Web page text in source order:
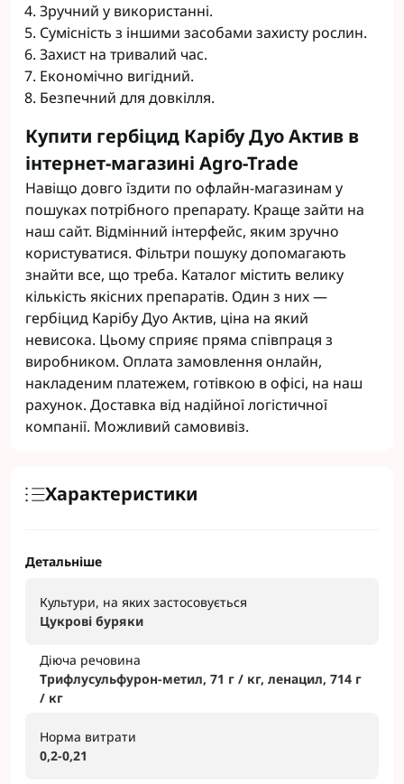
Зручний у використанні.
Сумісність з іншими засобами захисту рослин.
Захист на тривалий час.
Економічно вигідний.
Безпечний для довкілля.
Купити гербіцид Карібу Дуо Актив в
інтернет-магазині Agro-Trade
Навіщо довго їздити по офлайн-магазинам у
пошуках потрібного препарату. Краще зайти на
наш сайт. Відмінний інтерфейс, яким зручно
користуватися. Фільтри пошуку допомагають
знайти все, що треба. Каталог містить велику
кількість якісних препаратів. Один з них ―
гербіцид Карібу Дуо Актив, ціна на який
невисока. Цьому сприяє пряма співпраця з
виробником. Оплата замовлення онлайн,
накладеним платежем, готівкою в офісі, на наш
рахунок. Доставка від надійної логістичної
компанії. Можливий самовивіз.
Характеристики
Детальніше
Культури, на яких застосовується
Цукрові буряки
Діюча речовина
Трифлусульфурон-метил, 71 г / кг, ленацил, 714 г
/ кг
Норма витрати
0,2-0,21